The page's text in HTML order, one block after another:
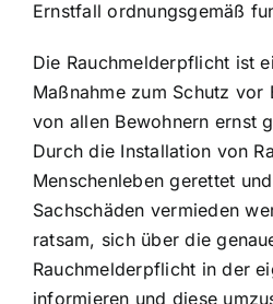
Ernstfall ordnungsgemäß
Die Rauchmelderpflicht ist
Maßnahme zum Schutz vor
von allen Bewohnern ernst
Durch die Installation von
Menschenleben gerettet
Sachschäden vermieden
ratsam, sich über die
Rauchmelderpflicht in der
informieren und diese